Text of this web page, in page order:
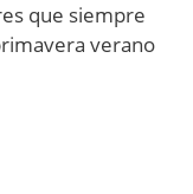
que siempre
verano